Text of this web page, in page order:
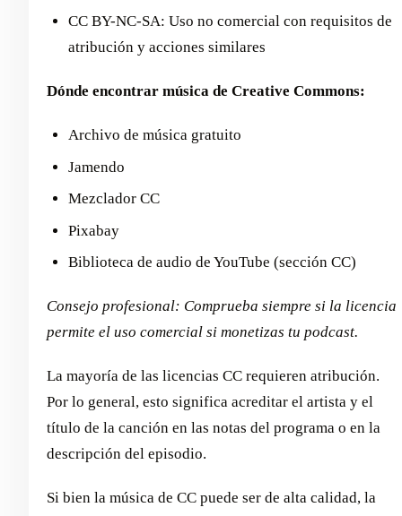
CC BY-NC-SA: Uso no comercial con requisitos de
atribución y acciones similares
Dónde encontrar música de Creative Commons:
Archivo de música gratuito
Jamendo
Mezclador CC
Pixabay
Biblioteca de audio de YouTube (sección CC)
Consejo profesional: Comprueba siempre si la licencia
permite el uso comercial si monetizas tu podcast.
La mayoría de las licencias CC requieren atribución.
Por lo general, esto significa acreditar el artista y el
título de la canción en las notas del programa o en la
descripción del episodio.
Si bien la música de CC puede ser de alta calidad, la